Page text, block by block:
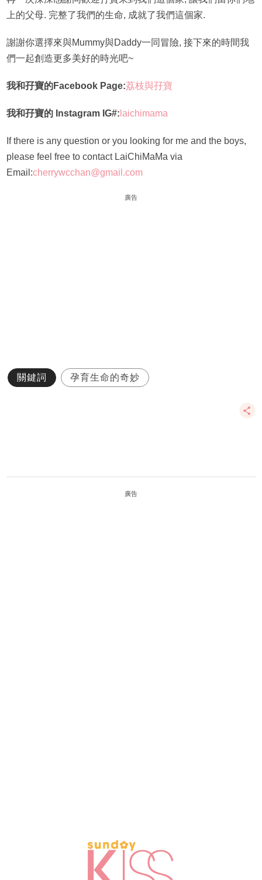
上的父母. 完整了我們的生命, 成就了我們這個家.
謝謝你選擇來與Mummy與Daddy一同冒險, 接下來的時間我
們一起創造更多美好的時光吧~
我和孖寶的Facebook Page:荔枝與孖寶
我和孖寶的 Instagram IG#: laichimama
If there is any question or you looking for me and the boys,
please feel free to contact LaiChiMaMa via
Email:cherrywcchan@gmail.com
廣告
關鍵詞 孕育生命的奇妙
廣告